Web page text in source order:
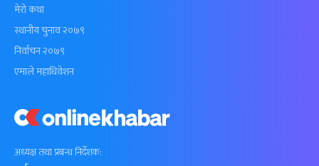
अध्यक्ष तथा प्रबन्ध निर्देशक:
मेरो कथा
स्थानीय चुनाव २०७९
निर्वाचन २०७९
एमाले महाधिवेशन